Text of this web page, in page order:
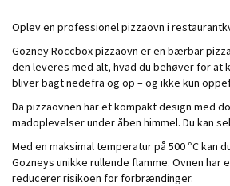
Oplev en professionel pizzaovn i
Gozney Roccbox pizzaovn er en bærbar
den leveres med alt, hvad du behøver for at
bliver bagt nedefra og op – og ikke kun
Da pizzaovnen har et kompakt design med
madoplevelser under åben himmel. Du kan
Med en maksimal temperatur på 500 °C
Gozneys unikke rullende flamme. Ovnen
reducerer risikoen for forbrændinger.